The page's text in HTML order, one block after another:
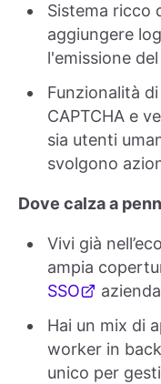
Sistema ricco
aggiungere
l'emissione
Funzionalità
CAPTCHA e
sia utenti
svolgono
Dove calza a
Vivi già
ampia
SSO
Hai un mix di
worker in
unico per